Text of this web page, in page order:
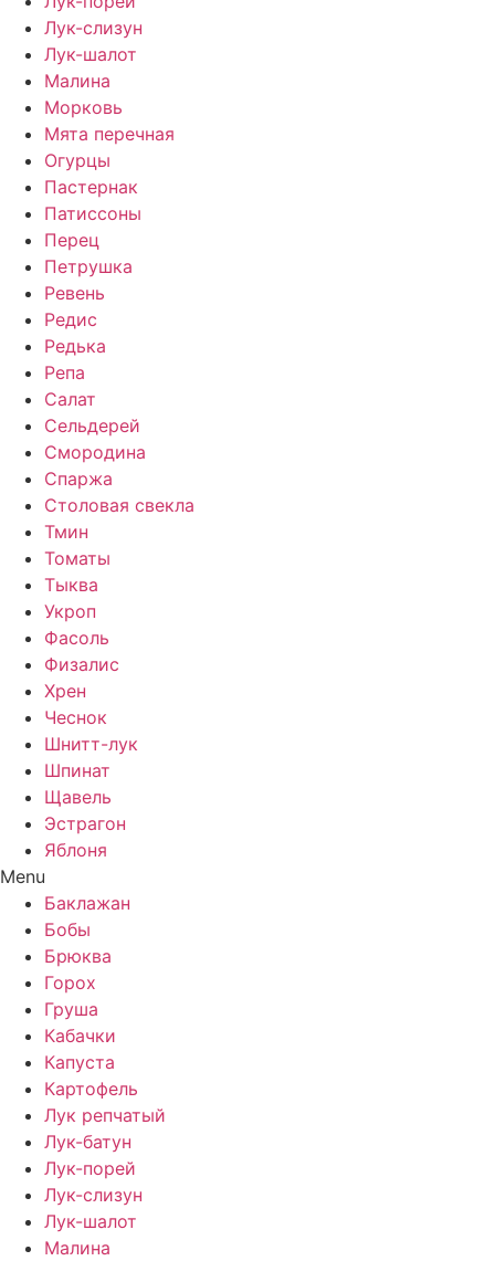
Лук-слизун
Лук-шалот
Малина
Морковь
Мята перечная
Огурцы
Пастернак
Патиссоны
Перец
Петрушка
Ревень
Редис
Редька
Репа
Салат
Сельдерей
Смородина
Спаржа
Столовая свекла
Тмин
Томаты
Тыква
Укроп
Фасоль
Физалис
Хрен
Чеснок
Шнитт-лук
Шпинат
Щавель
Эстрагон
Яблоня
Menu
Баклажан
Бобы
Брюква
Горох
Груша
Кабачки
Капуста
Картофель
Лук репчатый
Лук-батун
Лук-порей
Лук-слизун
Лук-шалот
Малина